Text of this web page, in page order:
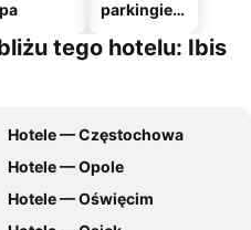
parkingie
tego hotelu: Ibis
Hotele — Częstochowa
Hotele — Opole
Hotele — Oświęcim